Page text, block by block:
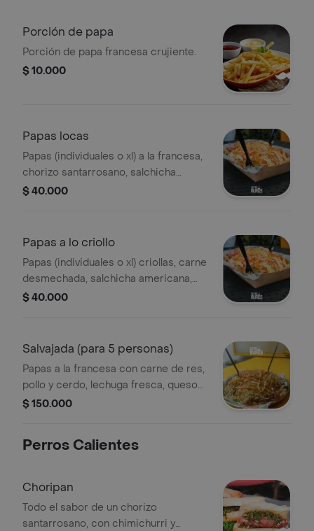
Porción de papa
Porción de papa francesa crujiente.
$ 10.000
Papas locas
Papas (individuales o xl) a la francesa,
chorizo santarrosano, salchicha
americana, pollo desmechado,
carne desmechada y huevo de
codorniz. todo bañado con queso
mozzarella
$ 40.000
Papas a lo criollo
Papas (individuales o xl) criollas, carne
desmechada, salchicha americana,
jamón, maíz tierno, tocineta ahumada,
$ 40.000
Salvajada (para 5 personas)
Papas a la francesa con carne de res,
pollo y cerdo, lechuga fresca, queso
costeño, papas fosforito, butifarra,
deliciosa para compartir con tus
$ 150.000
Perros Calientes
Choripan
Todo el sabor de un chorizo
santarrosano, con chimichurri y